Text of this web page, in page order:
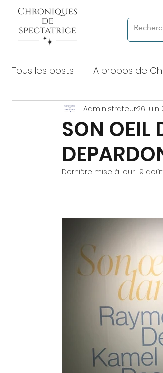
Tous les posts A propos de
Chroniques de lectures à
Expositions et musées
SON
Administrateur26 juin
Dernière mise à jour : 9